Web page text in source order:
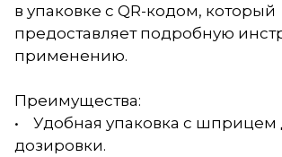
в упаковке с QR-кодом, который
предоставляет подробную
применению.
Преимущества:
• Удобная упаковка с шприцем
дозировки.